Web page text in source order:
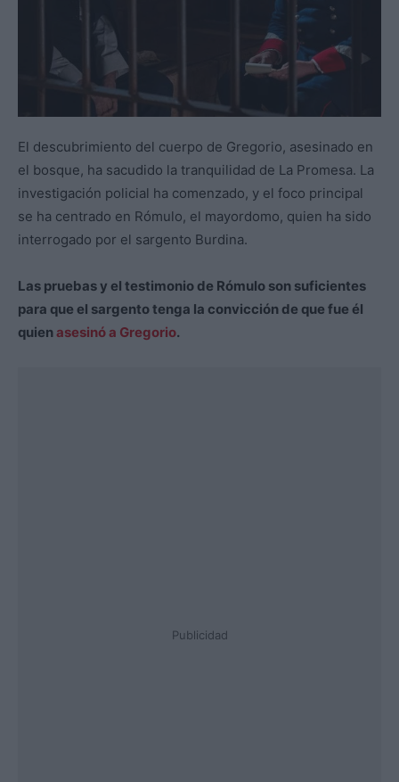
El descubrimiento del cuerpo de Gregorio, asesinado en
el bosque, ha sacudido la tranquilidad de La Promesa. La
investigación policial ha comenzado, y el foco principal
se ha centrado en Rómulo, el mayordomo, quien ha sido
interrogado por el sargento Burdina.
Las pruebas y el testimonio de Rómulo son suficientes
para que el sargento tenga la convicción de que fue él
quienasesinó a Gregorio.
Publicidad